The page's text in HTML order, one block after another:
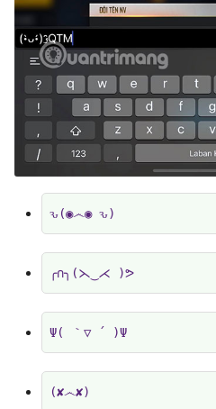
ԅ(◉෴◉ ԅ)
╭∩╮(⋋‿⋌ )ᕗ
Ψ( ｀▽ ´ )Ψ
(✘෴✘)